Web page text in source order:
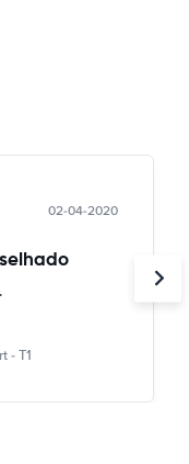
02-04-2020
- T1